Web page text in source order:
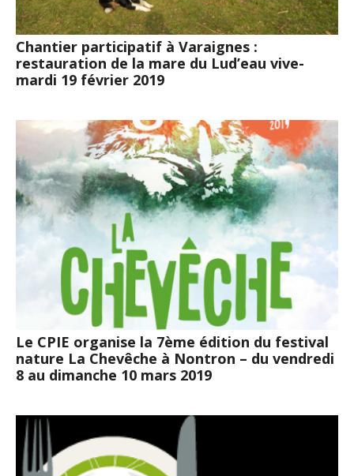
Chantier participatif à Varaignes :
restauration de la mare du Lud’eau vive-
mardi 19 février 2019
Le CPIE organise la 7ème édition du festival
nature La Chevêche à Nontron – du vendredi
8 au dimanche 10 mars 2019